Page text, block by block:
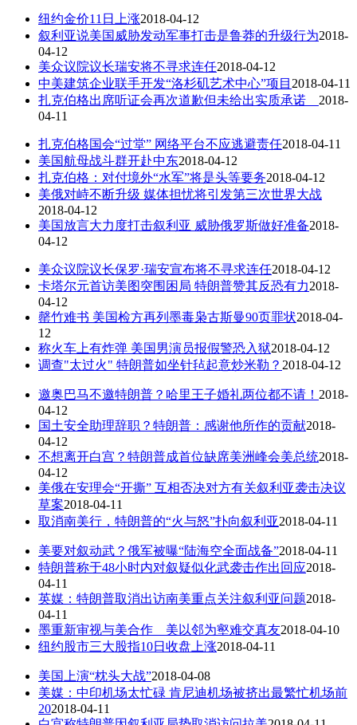
纽约金价11日上涨2018-04-12
叙利亚说美国威胁发动军事打击是鲁莽的升级行为2018-
04-12
美众议院议长瑞安将不寻求连任2018-04-12
中美建筑企业联手开发“洛杉矶艺术中心”项目 2018-04-11
扎克伯格出席听证会再次道歉但未给出实质承诺 2018-
04-11
扎克伯格国会“过堂” 网络平台不应逃避责任2018-04-11
美国航母战斗群开赴中东2018-04-12
扎克伯格：对付境外“水军”将是头等要务2018-04-12
美俄对峙不断升级 媒体担忧将引发第三次世界大战
2018-04-12
美国放言大力度打击叙利亚 威胁俄罗斯做好准备2018-
04-12
美众议院议长保罗·瑞安宣布将不寻求连任2018-04-12
卡塔尔元首访美图突围困局 特朗普赞其反恐有力2018-
04-12
罄竹难书 美国检方再列墨毒枭古斯曼90页罪状2018-04-
12
称火车上有炸弹 美国男演员报假警恐入狱2018-04-12
调查"太过火" 特朗普如坐针毡起意炒米勒？ 2018-04-12
邀奥巴马不邀特朗普？哈里王子婚礼两位都不请！ 2018-
04-12
国土安全助理辞职？特朗普：感谢他所作的贡献2018-
04-12
不想离开白宫？特朗普成首位缺席美洲峰会美总统2018-
04-12
美俄在安理会“开撕” 互相否决对方有关叙利亚袭击决议
草案2018-04-11
取消南美行，特朗普的“火与怒”扑向叙利亚2018-04-11
美要对叙动武？俄军被曝“陆海空全面战备”2018-04-11
特朗普称于48小时内对叙疑似化武袭击作出回应2018-
04-11
英媒：特朗普取消出访南美重点关注叙利亚问题2018-
04-11
墨重新审视与美合作 美以邻为壑难交真友2018-04-10
纽约股市三大股指10日收盘上涨2018-04-11
美国上演“枕头大战”2018-04-08
美媒：中印机场太忙碌 肯尼迪机场被挤出最繁忙机场前
202018-04-11